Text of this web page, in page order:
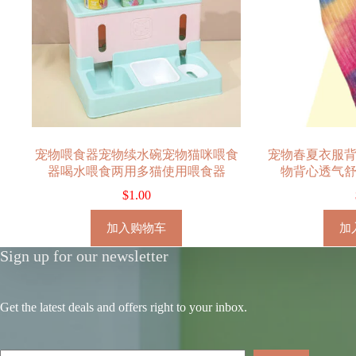
宠物喂食器宠物续水碗宠物猫咪喂食
器喝水喂食两用多猫使用喂食器
$1.00
加入购物车
宠物春夏衣服
物背心透气
加
Sign up for our newsletter
Get the latest deals and offers right to your inbox.